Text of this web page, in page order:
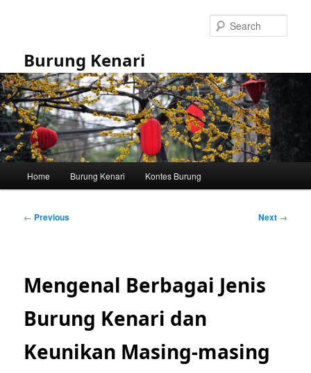
Burung Kenari
Home Burung Kenari Kontes Burung
Post
← Previous Next →
Mengenal Berbagai Jenis
Burung Kenari dan
Keunikan Masing-masing